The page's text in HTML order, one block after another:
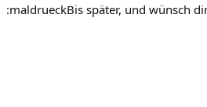
:maldrueckBis später, und wünsch